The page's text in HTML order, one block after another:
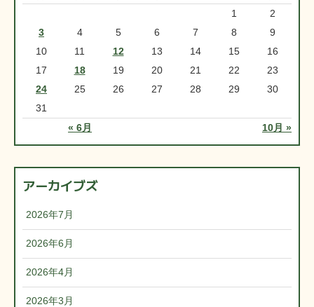
« 6月 10月 »
1
2
3
4 5 6 7 8
9
10
11 12 13 14 15
16
17
18 19 20 21 22
23
24
25 26 27 28 29
30
31
アーカイブズ
2026年7月
2026年6月
2026年4月
2026年3月